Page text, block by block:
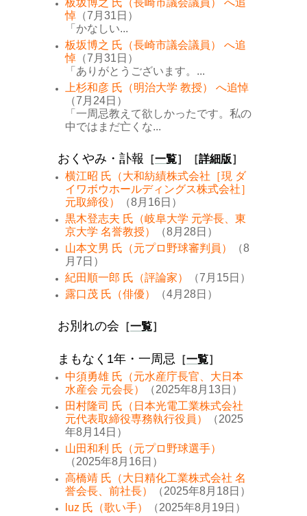
板坂博之 氏（長崎市議会議員） へ追
悼 （7月31日）
「かなしい...
板坂博之 氏（長崎市議会議員） へ追
悼 （7月31日）
「ありがとうございます。...
上杉和彦 氏（明治大学 教授） へ追悼
（7月24日）
「一周忌教えて欲しかったです。私の
中ではまだ亡くな...
おくやみ・訃報 ［一覧］［詳細版］
横江昭 氏（大和紡績株式会社［現 ダ
イワボウホールディングス株式会社］
元取締役）
（8月16日）
黒木登志夫 氏（岐阜大学 元学長、東
京大学 名誉教授）
（8月28日）
山本文男 氏（元プロ野球審判員）
（8
月7日）
紀田順一郎 氏（評論家）
（7月15日）
露口茂 氏（俳優）
（4月28日）
お別れの会 ［一覧］
まもなく1年・一周忌 ［一覧］
中須勇雄 氏（元水産庁長官、大日本
水産会 元会長）
（2025年8月13日）
田村隆司 氏（日本光電工業株式会社
元代表取締役専務執行役員）
（2025
年8月14日）
山田和利 氏（元プロ野球選手）
（2025年8月16日）
高橋靖 氏（大日精化工業株式会社 名
誉会長、前社長）
（2025年8月18日）
luz 氏（歌い手）
（2025年8月19日）